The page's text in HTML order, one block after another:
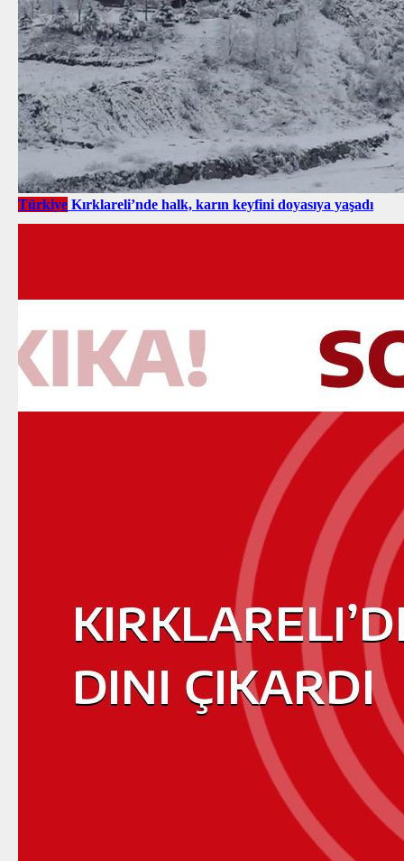
Türkiye Kırklareli’nde halk, karın keyfini doyasıya yaşadı